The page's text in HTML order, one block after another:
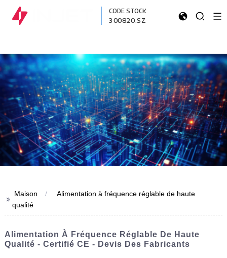
CODE STOCK
300820.SZ
>> Maison
Alimentation à fréquence réglable de haute
qualité
Alimentation À Fréquence Réglable De Haute
Qualité - Certifié CE - Devis Des Fabricants